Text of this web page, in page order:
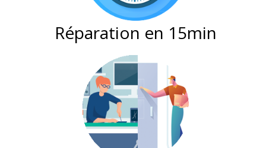
Réparation en 15min